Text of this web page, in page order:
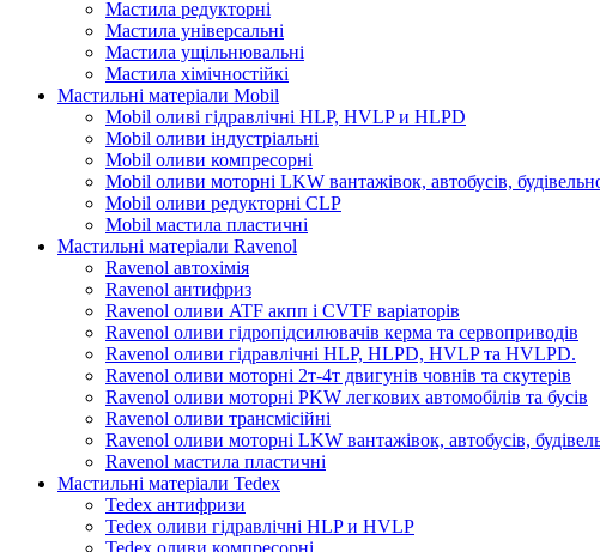
Мастила редукторні
Мастила універсальні
Мастила ущільнювальні
Мастила хімічностійкі
Мастильні матеріали Mobil
Mobil оливі гідравлічні HLP, HVLP и HLPD
Mobil оливи індустріальні
Mobil оливи компресорні
Mobil оливи моторні LKW вантажівок, автобусів,
Mobil оливи редукторні CLP
Mobil мастила пластичні
Мастильні матеріали Ravenol
Ravenol автохімія
Ravenol антифриз
Ravenol оливи ATF акпп і CVTF варіаторів
Ravenol оливи гідропідсилювачів керма та сервоприводів
Ravenol оливи гідравлічні HLP, HLPD, HVLP та HVLPD.
Ravenol оливи моторні 2т-4т двигунів човнів та скутерів
Ravenol оливи моторні PKW легкових автомобілів та бусів
Ravenol оливи трансмісійні
Ravenol оливи моторні LKW вантажівок, автобусів,
Ravenol мастила пластичні
Мастильні матеріали Tedex
Tedex антифризи
Tedex оливи гідравлічні HLP и HVLP
Tedex оливи компресорні